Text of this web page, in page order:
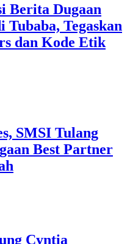
Berita Dugaan
Tegaskan
dan Kode Etik
SMSI Tulang
Best Partner
Cyntia